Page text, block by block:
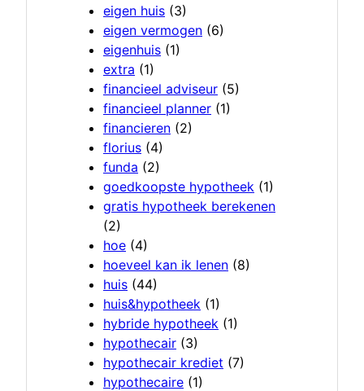
eigen huis (3)
eigen vermogen (6)
eigenhuis (1)
extra (1)
financieel adviseur (5)
financieel planner (1)
financieren (2)
florius (4)
funda (2)
goedkoopste hypotheek (1)
gratis hypotheek berekenen
(2)
hoe (4)
hoeveel kan ik lenen (8)
huis (44)
huis&hypotheek (1)
hybride hypotheek (1)
hypothecair (3)
hypothecair krediet (7)
hypothecaire (1)